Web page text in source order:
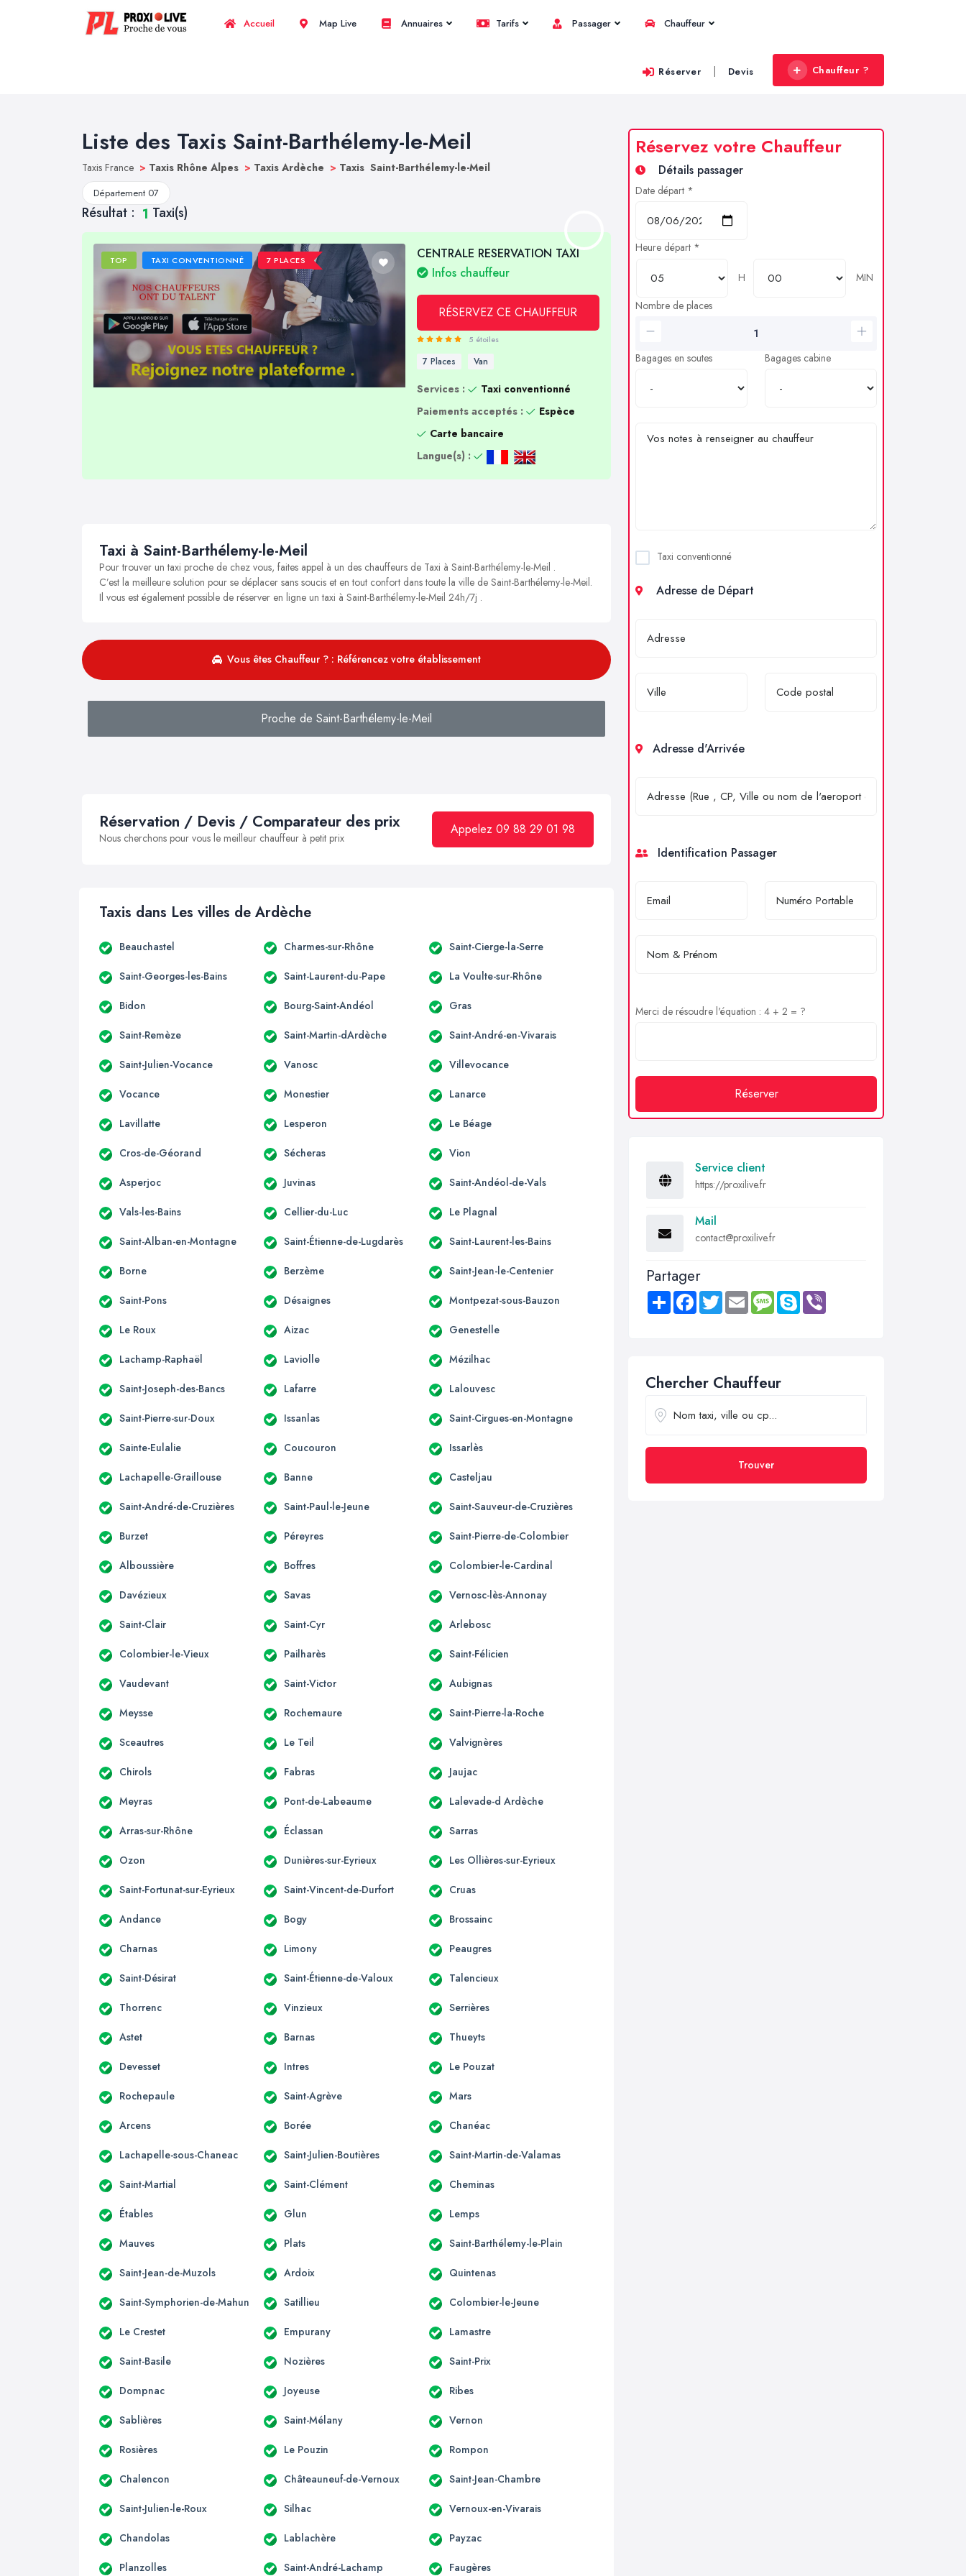
Accueil Map Live Annuaires Tarifs Passager Chauffeur
Réserver | Devis Chauffeur ?
Liste des Taxis Saint-Barthélemy-le-Meil
Taxis France > Taxis Rhône Alpes > Taxis Ardèche > Taxis Saint-Barthélemy-le-Meil
Département 07
Résultat : 1 Taxi(s)
TOP TAXI CONVENTIONNÉ 7 PLACES
CENTRALE RESERVATION TAXI
Infos chauffeur
RÉSERVEZ CE CHAUFFEUR
5 étoiles
7 Places Van
Services :
Taxi conventionné
Paiements acceptés :
Espèce
Carte bancaire
Langue(s) :
Taxi à Saint-Barthélemy-le-Meil
Pour trouver un taxi proche de chez vous, faites appel à un des chauffeurs de Taxi à Saint-Barthélemy-le-Meil .
C’est la meilleure solution pour se déplacer sans soucis et en tout confort dans toute la ville de Saint-Barthélemy-le-Meil.
Il vous est également possible de réserver en ligne un taxi à Saint-Barthélemy-le-Meil 24h/7j .
Vous êtes Chauffeur ? : Référencez votre établissement
Proche de Saint-Barthélemy-le-Meil
Réservation / Devis / Comparateur des prix
Nous cherchons pour vous le meilleur chauffeur à petit prix
Appelez 09 88 29 01 98
Taxis dans Les villes de Ardèche
Beauchastel Charmes-sur-Rhône Saint-Cierge-la-Serre
Saint-Georges-les-Bains Saint-Laurent-du-Pape La Voulte-sur-Rhône
Bidon Bourg-Saint-Andéol Gras
Saint-Remèze Saint-Martin-dArdèche Saint-André-en-Vivarais
Saint-Julien-Vocance Vanosc Villevocance
Vocance Monestier Lanarce
Lavillatte Lesperon Le Béage
Cros-de-Géorand Sécheras Vion
Asperjoc Juvinas Saint-Andéol-de-Vals
Vals-les-Bains Cellier-du-Luc Le Plagnal
Saint-Alban-en-Montagne Saint-Étienne-de-Lugdarès Saint-Laurent-les-Bains
Borne Berzème Saint-Jean-le-Centenier
Saint-Pons Désaignes Montpezat-sous-Bauzon
Le Roux Aizac Genestelle
Lachamp-Raphaël Laviolle Mézilhac
Saint-Joseph-des-Bancs Lafarre Lalouvesc
Saint-Pierre-sur-Doux Issanlas Saint-Cirgues-en-Montagne
Sainte-Eulalie Coucouron Issarlès
Lachapelle-Graillouse Banne Casteljau
Saint-André-de-Cruzières Saint-Paul-le-Jeune Saint-Sauveur-de-Cruzières
Burzet Péreyres Saint-Pierre-de-Colombier
Alboussière Boffres Colombier-le-Cardinal
Davézieux Savas Vernosc-lès-Annonay
Saint-Clair Saint-Cyr Arlebosc
Colombier-le-Vieux Pailharès Saint-Félicien
Vaudevant Saint-Victor Aubignas
Meysse Rochemaure Saint-Pierre-la-Roche
Sceautres Le Teil Valvignères
Chirols Fabras Jaujac
Meyras Pont-de-Labeaume Lalevade-d Ardèche
Arras-sur-Rhône Éclassan Sarras
Ozon Dunières-sur-Eyrieux Les Ollières-sur-Eyrieux
Saint-Fortunat-sur-Eyrieux Saint-Vincent-de-Durfort Cruas
Andance Bogy Brossainc
Charnas Limony Peaugres
Saint-Désirat Saint-Étienne-de-Valoux Talencieux
Thorrenc Vinzieux Serrières
Astet Barnas Thueyts
Devesset Intres Le Pouzat
Rochepaule Saint-Agrève Mars
Arcens Borée Chanéac
Lachapelle-sous-Chaneac Saint-Julien-Boutières Saint-Martin-de-Valamas
Saint-Martial Saint-Clément Cheminas
Étables Glun Lemps
Mauves Plats Saint-Barthélemy-le-Plain
Saint-Jean-de-Muzols Ardoix Quintenas
Saint-Symphorien-de-Mahun Satillieu Colombier-le-Jeune
Le Crestet Empurany Lamastre
Saint-Basile Nozières Saint-Prix
Dompnac Joyeuse Ribes
Sablières Saint-Mélany Vernon
Rosières Le Pouzin Rompon
Chalencon Châteauneuf-de-Vernoux Saint-Jean-Chambre
Saint-Julien-le-Roux Silhac Vernoux-en-Vivarais
Chandolas Lablachère Payzac
Planzolles Saint-André-Lachamp Faugères
Réservez votre Chauffeur
Détails passager
Date départ *
Heure départ *
H
MIN
Nombre de places
Bagages en soutes Bagages cabine
Taxi conventionné
Adresse de Départ
Adresse d'Arrivée
Identification Passager
Merci de résoudre l'équation : 4 + 2 = ?
Réserver
Service client
https://proxilive.fr
Mail
contact@proxilive.fr
Partager
Share FacebookTwitter Email MessageSkype
Chercher Chauffeur
Trouver